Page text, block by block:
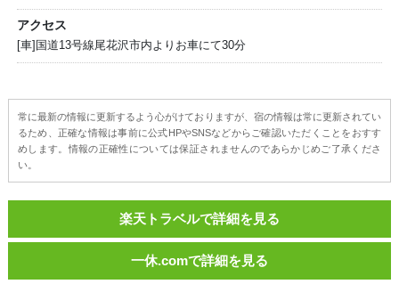
アクセス
[車]国道13号線尾花沢市内よりお車にて30分
常に最新の情報に更新するよう心がけておりますが、宿の情報は常に更新されてい
るため、正確な情報は事前に公式HPやSNSなどからご確認いただくことをおすす
めします。情報の正確性については保証されませんのであらかじめご了承くださ
い。
楽天トラベルで詳細を見る
一休.comで詳細を見る